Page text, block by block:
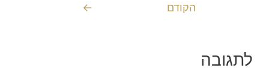
הקודם
←
לתגובה